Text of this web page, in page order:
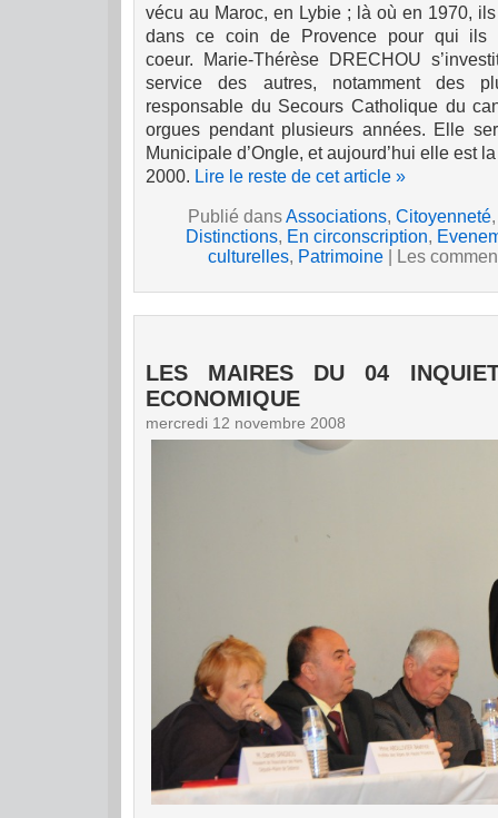
vécu au Maroc, en Lybie ; là où en 1970,
dans ce coin de Provence pour qui ils
coeur.
Marie-Thérèse DRECHOU
service des autres, notamment des
responsable du Secours Catholique du
orgues pendant plusieurs années. Elle
Municipale d’Ongle, et aujourd’hui elle est
2000. Lire le reste de cet article »
Publié dansAssociations, Citoyenneté
Distinctions, En circonscription,
culturelles, Patrimoine Les
LES MAIRES DU 04
ECONOMIQUE
mercredi 12 novembre 2008